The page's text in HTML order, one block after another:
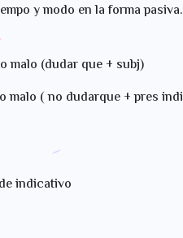
y modo en la forma pasiva.
malo (dudar que + subj)
malo ( no dudarque + pres
de